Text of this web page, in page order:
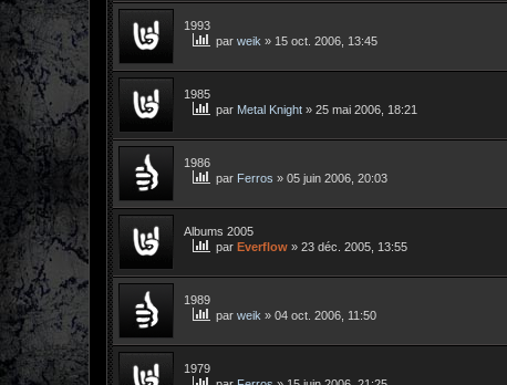
1993
par weik » 15 oct. 2006, 13:45
1985
par Metal Knight » 25 mai 2006, 18:21
1986
par Ferros » 05 juin 2006, 20:03
Albums 2005
par Everflow » 23 déc. 2005, 13:55
1989
par weik » 04 oct. 2006, 11:50
1979